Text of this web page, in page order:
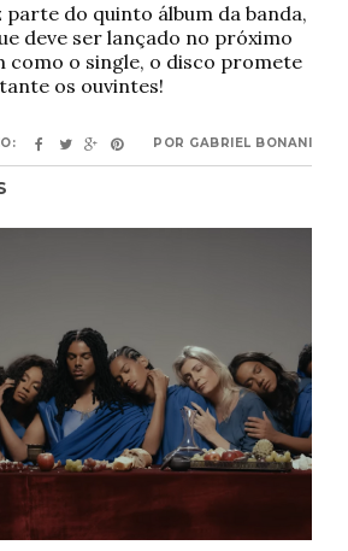
parte do quinto álbum da banda,
deve ser lançado no próximo
como o single, o disco promete
os ouvintes!
POR GABRIEL BONANI